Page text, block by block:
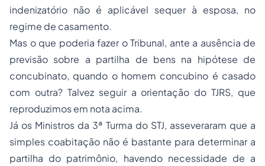
indenizatório não é aplicável sequer à esposa, no
regime de casamento.
Mas o que poderia fazer o Tribunal, ante a ausência de
previsão sobre a partilha de bens na hipótese de
concubinato, quando o homem concubino é casado
com outra? Talvez seguir a orientação do TJRS, que
reproduzimos em nota acima.
Já os Ministros da 3ª Turma do STJ, asseveraram que a
simples coabitação não é bastante para determinar a
partilha do patrimônio, havendo necessidade de a